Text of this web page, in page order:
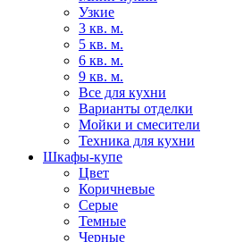
Узкие
3 кв. м.
5 кв. м.
6 кв. м.
9 кв. м.
Все для кухни
Варианты отделки
Мойки и смесители
Техника для кухни
Шкафы-купе
Цвет
Коричневые
Серые
Темные
Черные